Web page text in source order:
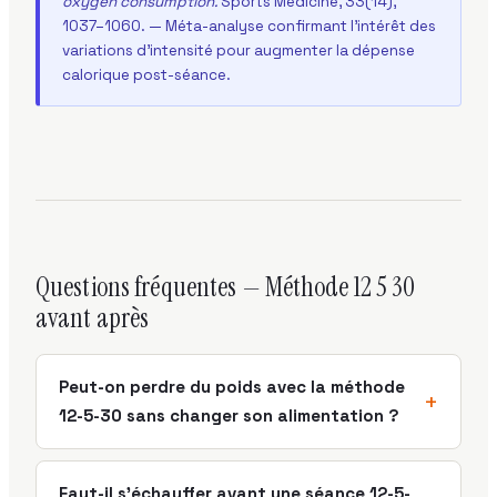
1037–1060. — Méta-analyse confirmant l'intérêt des
variations d'intensité pour augmenter la dépense
calorique post-séance.
Questions fréquentes — Méthode 12 5 30
avant après
Peut-on perdre du poids avec la méthode
12-5-30 sans changer son alimentation ?
+
La méthode génère entre 215 et 310 kcal par
séance selon le poids. Sans modification